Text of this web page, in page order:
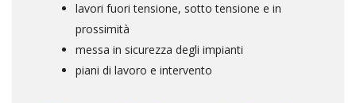
lavori fuori tensione, sotto tensione e in
prossimità
messa in sicurezza degli impianti
piani di lavoro e intervento